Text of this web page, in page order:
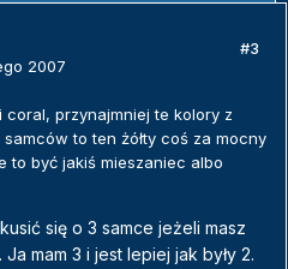
2007
#3
przynajmniej te kolory z
to ten żółty coś za mocny
to być jakiś mieszaniec albo
się o 3 samce jeżeli masz
mam 3 i jest lepiej jak były 2.